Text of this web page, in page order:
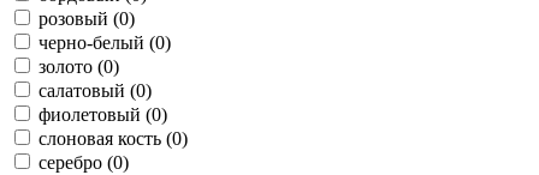
розовый (0)
черно-белый (0)
золото (0)
салатовый (0)
фиолетовый (0)
слоновая кость (0)
серебро (0)